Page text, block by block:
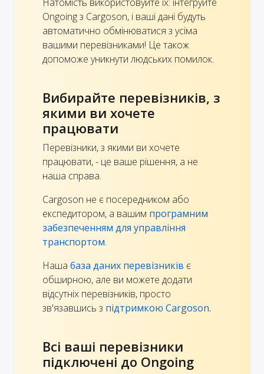
Ongoing з Cargoson, і ваші дані будуть
автоматично обмінюватися з усіма
вашими перевізниками! Це також
допоможе уникнути людських помилок.
Вибирайте перевізників, з
якими ви хочете
працювати
Перевізники, з якими ви хочете
працювати, - це ваше рішення, а не
наша справа.
Cargoson не є посередником або
експедитором, а вашим програмним
забезпеченням для управління
транспортом.
Наша база даних перевізників є
обширною, але ви можете додати
відсутніх перевізників, просто
зв'язавшись з підтримкою Cargoson.
Всі ваші перевізники
підключені до Ongoing